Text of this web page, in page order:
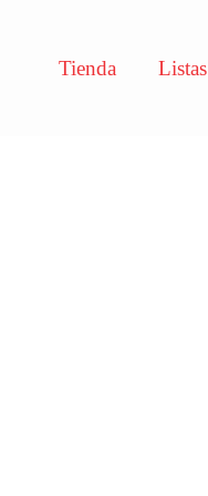
Tienda Listas